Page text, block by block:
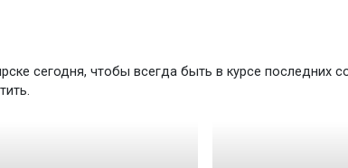
сегодня, чтобы всегда быть в курсе последних